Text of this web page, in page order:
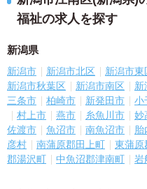
福祉の求人を探す
新潟県
新潟市 新潟市北区 新潟市東
新潟市秋葉区
新潟市南区 新
三条市
柏崎市 新発田市 小
村上市
燕市 糸魚川市 妙
佐渡市
魚沼市 南魚沼市 胎
彦村
南蒲原郡田上町 東蒲原
郡湯沢町
中魚沼郡津南町 岩